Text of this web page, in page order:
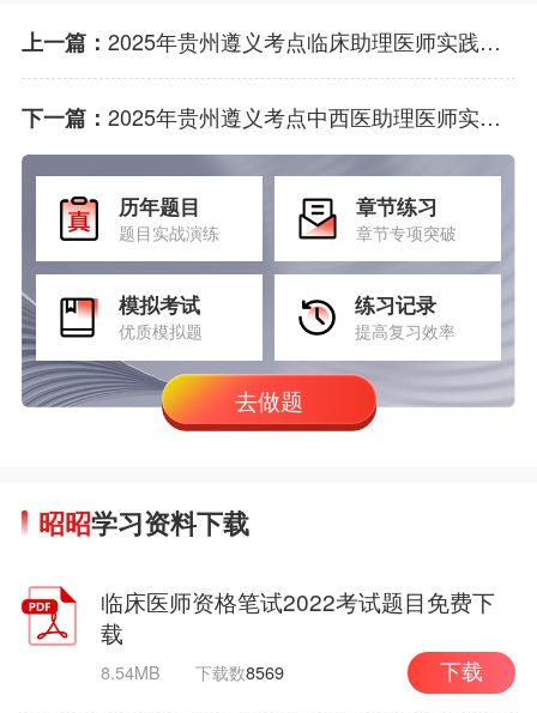
上一篇： 2025年贵州遵义考点临床助理医师实践技能考试今日缴费
下一篇： 2025年贵州遵义考点中西医助理医师实践技能考试网上缴费和流程
历年题目
题目实战演练
章节练习
章节专项突破
模拟考试
优质模拟题
练习记录
提高复习效率
去做题
昭昭学习资料下载
临床医师资格笔试2022考试题目免费下
载
8.54MB 下载数8569 下载